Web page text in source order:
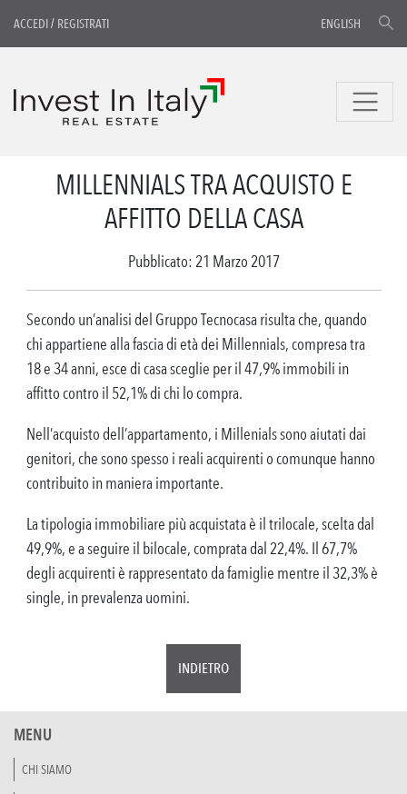
ACCEDI/ REGISTRATI ENGLISH
MILLENNIALS TRA ACQUISTO E
AFFITTO DELLA CASA
Pubblicato: 21 Marzo 2017
Secondo un’analisi del Gruppo Tecnocasa risulta che, quando
chi appartiene alla fascia di età dei Millennials, compresa tra
18 e 34 anni, esce di casa sceglie per il 47,9% immobili in
affitto contro il 52,1% di chi lo compra.
Nell’acquisto dell’appartamento, i Millenials sono aiutati dai
genitori, che sono spesso i reali acquirenti o comunque hanno
contribuito in maniera importante.
La tipologia immobiliare più acquistata è il trilocale, scelta dal
49,9%, e a seguire il bilocale, comprata dal 22,4%. Il 67,7%
degli acquirenti è rappresentato da famiglie mentre il 32,3% è
single, in prevalenza uomini.
INDIETRO
MENU
CHI SIAMO